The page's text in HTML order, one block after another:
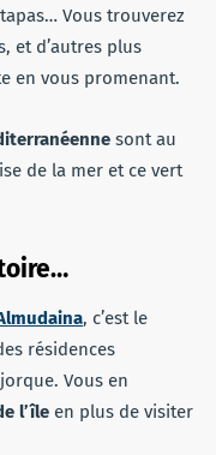
Vous trouverez
et d’autres plus
en vous promenant.
sont au
de la mer et ce vert
, c’est le
résidences
Vous en
l’île en plus de visiter